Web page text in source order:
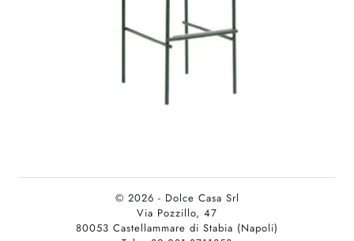
© 2026 - Dolce Casa Srl
Via Pozzillo, 47
80053 Castellammare di Stabia (Napoli)